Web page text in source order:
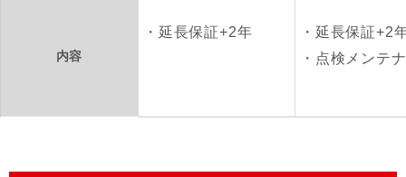
内容
延長保証+2年
延長保証+2
点検メンテ